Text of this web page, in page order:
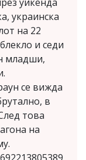
украинска
на 22
и седи
младши,
се вижда
в
това
на